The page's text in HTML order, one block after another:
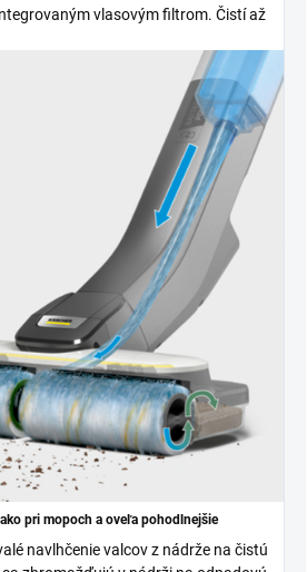
vlasovým filtrom. Čistí až
pri mopoch a oveľa pohodlnejšie
navlhčenie valcov z nádrže na čistú